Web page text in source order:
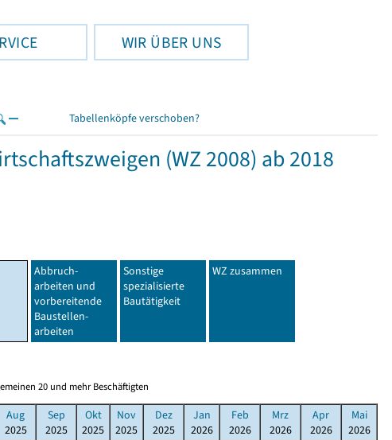
WIR ÜBER UNS
Tabellenköpfe verschoben?
(WZ 2008) ab 2018
Abbruch-
arbeiten und
vorbereitende
Baustellen-
arbeiten
Sonstige
spezialisierte
Bautätigkeit
WZ zusammen
20 und mehr Beschäftigten
Aug
2025
Sep
2025
Okt
2025
Nov
2025
Dez
2025
Jan
2026
Feb
2026
Mrz
2026
Apr
2026
Mai
2026